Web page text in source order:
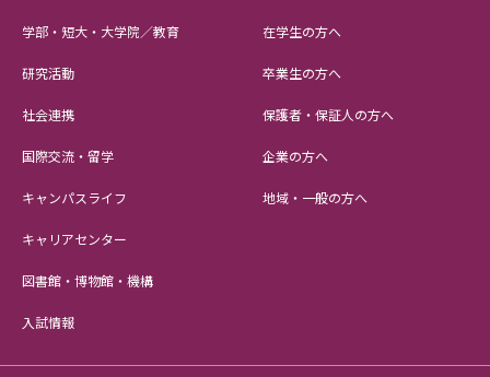
学部・短大・大学院／教育
研究活動
社会連携
国際交流・留学
キャンパスライフ
キャリアセンター
図書館・博物館・機構
入試情報
在学生の方へ
卒業生の方へ
保護者・保証人の方へ
企業の方へ
地域・一般の方へ